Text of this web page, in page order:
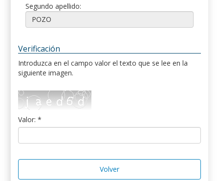
Segundo apellido:
Verificación
Introduzca en el campo valor el texto que se lee en la
siguiente imagen.
Valor: *
Volver